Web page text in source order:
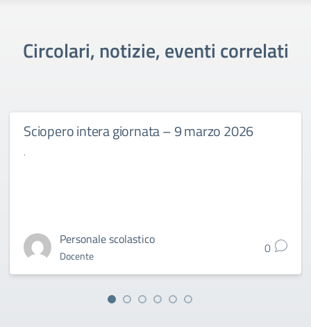
Circolari, notizie, eventi correlati
Sciopero intera giornata – 9 marzo 2026
.
Personale scolastico
Docente 0